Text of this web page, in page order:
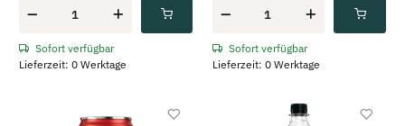
Sofort verfügbar
Lieferzeit: 0 Werktage
Sofort verfügbar
Lieferzeit: 0 Werktage